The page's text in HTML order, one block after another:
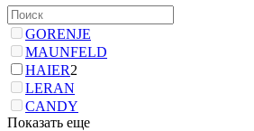
GORENJE
MAUNFELD
HAIER2
LERAN
CANDY
Показать еще